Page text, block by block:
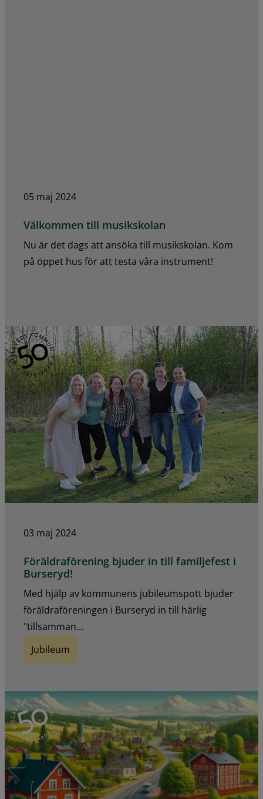
05 maj 2024
Välkommen till musikskolan
Nu är det dags att ansöka till musikskolan. Kom
på öppet hus för att testa våra instrument!
03 maj 2024
Föräldraförening bjuder in till familjefest i
Burseryd!
Med hjälp av kommunens jubileumspott bjuder
föräldraföreningen i Burseryd in till härlig
"tillsamman...
Jubileum